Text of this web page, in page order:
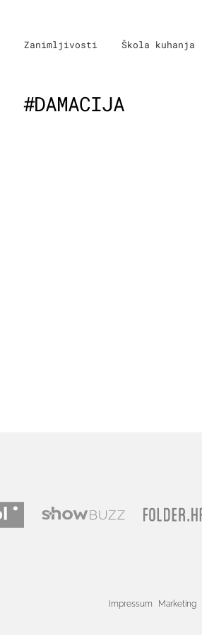
Zanimljivosti Škola kuhanja
#DAMACIJA
Impressum Marketing